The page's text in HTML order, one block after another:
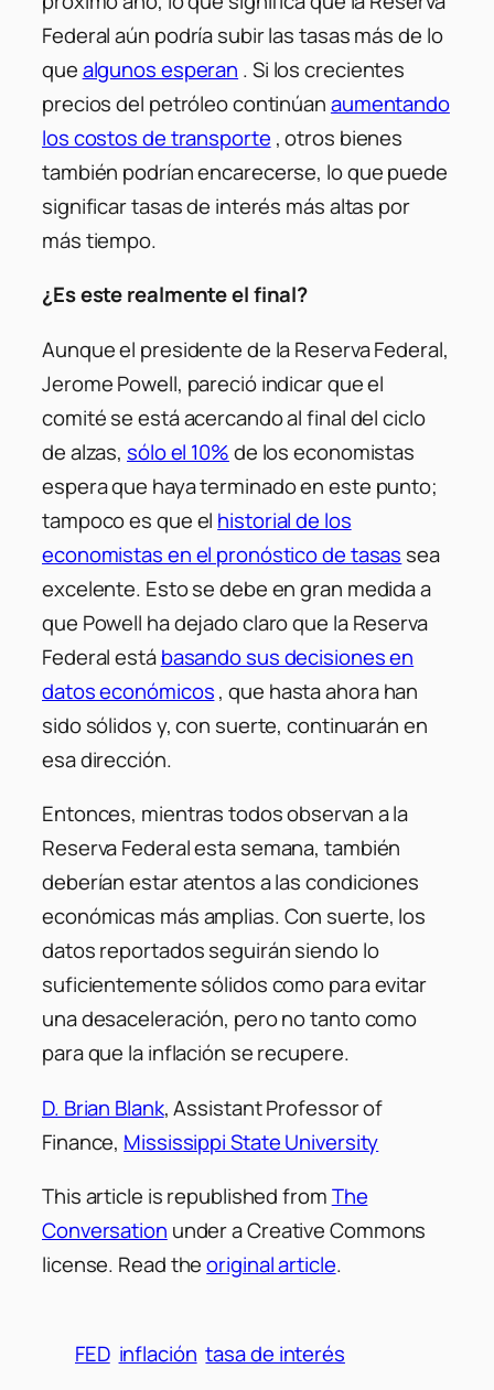
Federal aún podría subir las tasas más de lo
quealgunos esperan . Si los crecientes
precios del petróleo continúanaumentando
los costos de transporte , otros bienes
también podrían encarecerse, lo que puede
significar tasas de interés más altas por
más tiempo.
¿Es este realmente el final?
Aunque el presidente de la Reserva Federal,
Jerome Powell, pareció indicar que el
comité se está acercando al final del ciclo
de alzas,sólo el 10%de los economistas
espera que haya terminado en este punto;
tampoco es que el historial de los
economistas en el pronóstico de tasas sea
excelente. Esto se debe en gran medida a
que Powell ha dejado claro que la Reserva
Federal estábasando sus decisiones en
datos económicos, que hasta ahora han
sido sólidos y, con suerte, continuarán en
esa dirección.
Entonces, mientras todos observan a la
Reserva Federal esta semana, también
deberían estar atentos a las condiciones
económicas más amplias.Con suerte, los
datos reportados seguirán siendo lo
suficientemente sólidos como para evitar
una desaceleración, pero no tanto como
para que la inflación se recupere.
D. Brian Blank, Assistant Professor of
Finance, Mississippi State University
This article is republished fromThe
Conversation under a Creative Commons
license. Read theoriginal article.
FED inflación tasa de interés